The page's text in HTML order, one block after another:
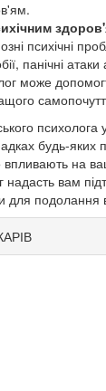
психічні
панічні атаки
може
психолога
будь-яких
впливають на
надасть вам
для